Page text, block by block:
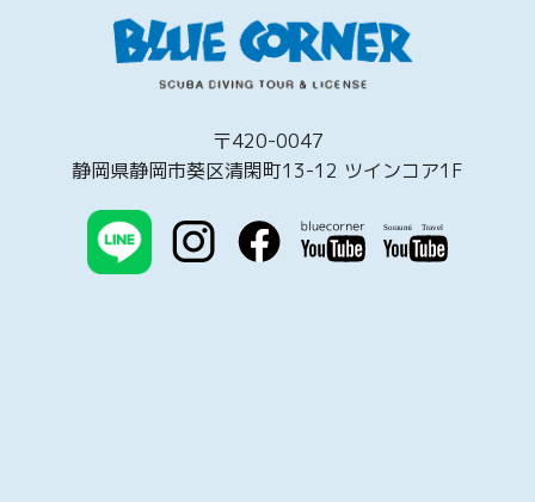
〒420-0047
静岡県静岡市葵区清閑町13-12 ツインコア1F